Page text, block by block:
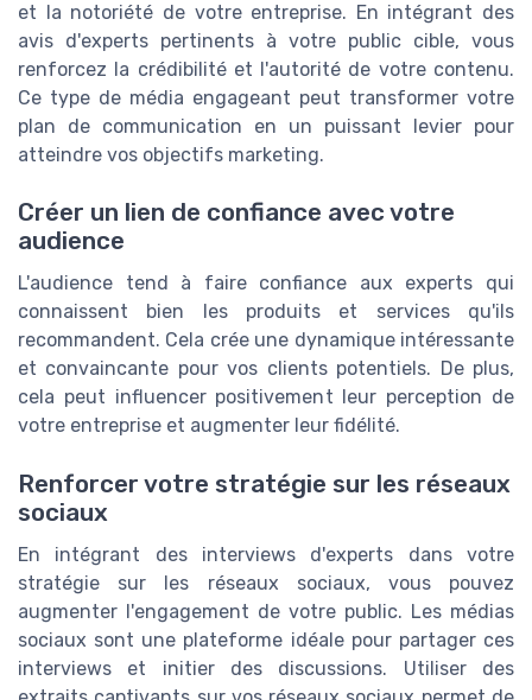
et la notoriété de votre entreprise. En intégrant des
avis d'experts pertinents à votre public cible, vous
renforcez la crédibilité et l'autorité de votre contenu.
Ce type de média engageant peut transformer votre
plan de communication en un puissant levier pour
atteindre vos objectifs marketing.
Créer un lien de confiance avec votre
audience
L'audience tend à faire confiance aux experts qui
connaissent bien les produits et services qu'ils
recommandent. Cela crée une dynamique intéressante
et convaincante pour vos clients potentiels. De plus,
cela peut influencer positivement leur perception de
votre entreprise et augmenter leur fidélité.
Renforcer votre stratégie sur les réseaux
sociaux
En intégrant des interviews d'experts dans votre
stratégie sur les réseaux sociaux, vous pouvez
augmenter l'engagement de votre public. Les médias
sociaux sont une plateforme idéale pour partager ces
interviews et initier des discussions. Utiliser des